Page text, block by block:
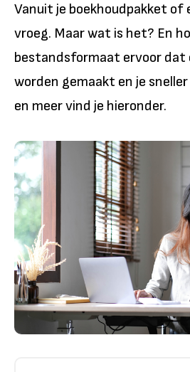
Vanuit je boekhoudpakket of
vroeg. Maar wat is het? En
bestandsformaat ervoor dat
worden gemaakt en je
en meer vind je hieronder.